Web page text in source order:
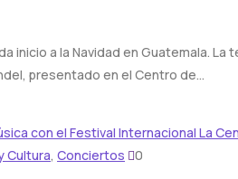
inicio a la Navidad en Guatemala.
presentado en el Centro de…
Cultura, Conciertos 0